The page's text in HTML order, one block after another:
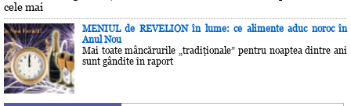
cele mai
MENIUL de REVELION în lume: ce alimente aduc noroc în
Anul Nou
Mai toate mâncărurile „tradiţionale” pentru noaptea dintre ani
sunt gândite în raport